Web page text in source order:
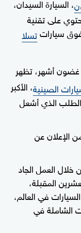
(إس.يو7)، بأنها تحتوي على تقنية
سياراتتسلا
غضون أشهر، تظهر
الصينية، الأكبر
الذي أشعل
الإعلان عن
العمل الجاد
المقبلة،
في العالم،
الشاملة في